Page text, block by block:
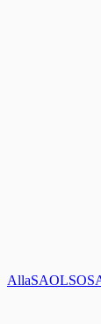
AllaSAOLSO